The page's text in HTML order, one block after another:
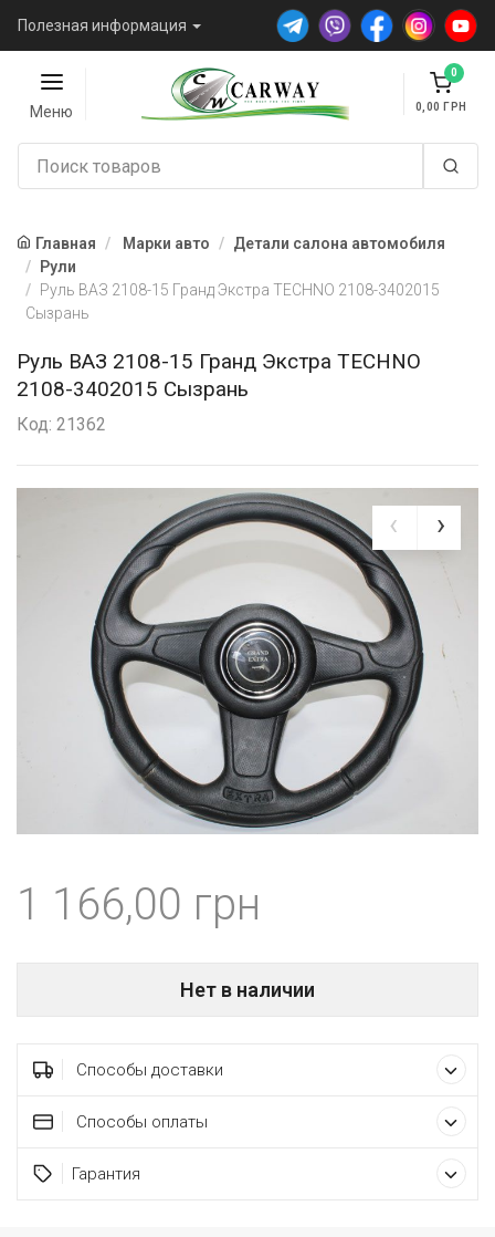
Полезная информация
Меню
0
0,00
Главная Марки авто
Детали салона автомобиля
Рули
Руль ВАЗ 2108-15 Гранд Экстра TECHNO 2108-3402015
Сызрань
Руль ВАЗ 2108-15 Гранд Экстра TECHNO
2108-3402015 Сызрань
Код: 21362
1 166,00
Нет в наличии
Способы доставки
Способы оплаты
Гарантия